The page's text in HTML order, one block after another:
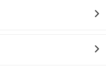
問題，更可以在舒適的環境